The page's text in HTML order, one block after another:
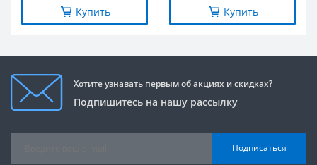
Купить Купить
Хотите узнавать первым об акциях и скидках?
Подпишитесь на нашу рассылку
Подписаться